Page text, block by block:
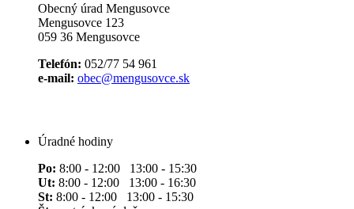
Obecný úrad Mengusovce
Mengusovce 123
059 36 Mengusovce
Telefón: 052/77 54 961
e-mail: obec@mengusovce.sk
Úradné hodiny
Po: 8:00 - 12:00 13:00 - 15:30
Ut: 8:00 - 12:00 13:00 - 16:30
St: 8:00 - 12:00 13:00 - 15:30